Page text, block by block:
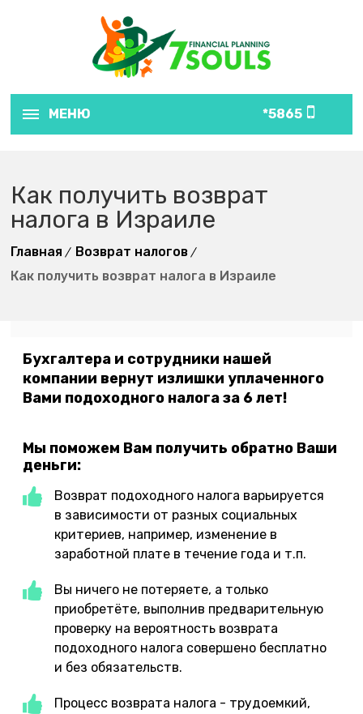
МЕНЮ 5865*
Как получить возврат
налога в Израиле
Главная
Возврат налогов
Как получить возврат налога в Израиле
Бухгалтера и сотрудники нашей
компании вернут излишки уплаченного
Вами подоходного налога за 6 лет!
Мы поможем Вам получить обратно Ваши
деньги:
Возврат подоходного налога варьируется
в зависимости от разных социальных
критериев, например, изменение в
заработной плате в течение года и т.п.
Вы ничего не потеряете, а только
приобретёте, выполнив предварительную
проверку на вероятность возврата
подоходного налога совершено бесплатно
и без обязательств.
Процесс возврата налога - трудоемкий,